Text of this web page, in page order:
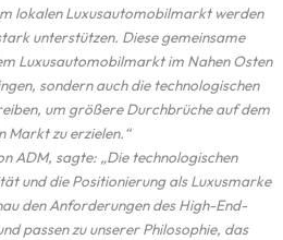
lokalen Luxusautomobilmarkt werden
unterstützen. Diese gemeinsame
Luxusautomobilmarkt im Nahen Osten
sondern auch die technologischen
um größere Durchbrüche auf dem
Markt zu erzielen.“
ADM, sagte: „Die technologischen
und die Positionierung als Luxusmarke
den Anforderungen des High-End-
passen zu unserer Philosophie, das